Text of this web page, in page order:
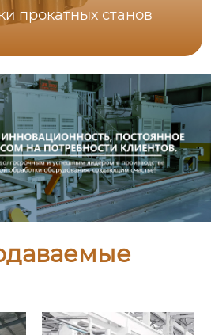
прокатных станов